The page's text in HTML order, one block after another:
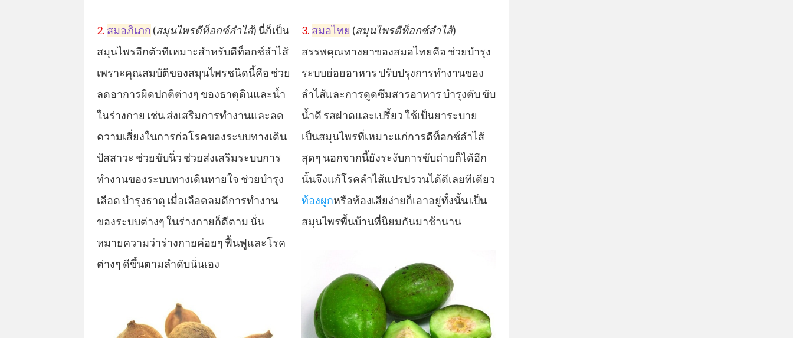
2. สมอภิเภก (สมุนไพรดีท็อกซ์ลำไส้) นี่ก็เป็น
สมุนไพรอีกตัวทีเหมาะสำหรับดีท็อกซ์ลำไส้
เพราะคุณสมบัติของสมุนไพรชนิดนี้คือ ช่วย
ลดอาการผิดปกติต่างๆ ของธาตุดินและน้ำ
ในร่างกาย เช่น ส่งเสริมการทำงานและลด
ความเสี่ยงในการก่อโรคของระบบทางเดิน
ปัสสาวะ ช่วยขับนิ่ว ช่วยส่งเสริมระบบการ
ทำงานของระบบทางเดินหายใจ ช่วยบำรุง
เลือด บำรุงธาตุ เมื่อเลือดลมดีการทำงาน
ของระบบต่างๆ ในร่างกายก็ดีตาม นั่น
หมายความว่าร่างกายค่อยๆ ฟื้นฟูและโรค
ต่างๆ ดีขึ้นตามลำดับนั่นเอง
3. สมอไทย (สมุนไพรดีท็อกซ์ลำไส้)
สรรพคุณทางยาของสมอไทยคือ ช่วยบำรุง
ระบบย่อยอาหาร ปรับปรุงการทำงานของ
ลำไส้และการดูดซึมสารอาหาร บำรุงตับ ขับ
น้ำดี รสฝาดและเปรี้ยว ใช้เป็นยาระบาย
เป็นสมุนไพรที่เหมาะแก่การดีท็อกซ์ลำไส้
สุดๆ นอกจากนี้ยังระงับการขับถ่ายก็ได้อีก
นั้นจึงแก้โรคลำไส้แปรปรวนได้ดีเลยทีเดียว
ท้องผูกหรือท้องเสียง่ายก็เอาอยู่ทั้งนั้น เป็น
สมุนไพรพื้นบ้านที่นิยมกันมาช้านาน